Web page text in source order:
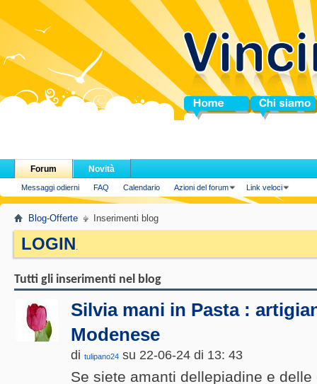
Home Chi siamo
Forum
Messaggi odierni FAQ Calendario Azioni del forum Link veloci
Novità
Blog-Offerte Inserimenti blog
LOGIN.
Tutti gli inserimenti nel blog
Silvia mani in Pasta :
Modenese
di tulipano24 su 22-06-24 di 13: 43
Se siete amanti dellepiadine e